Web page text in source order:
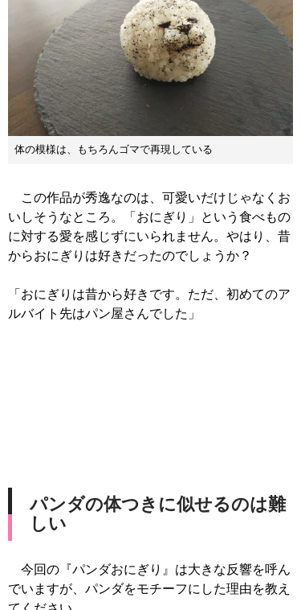
体の模様は、もちろんゴマで再現している
この作品が秀逸なのは、可愛いだけじゃなくお
いしそうなところ。「おにぎり」という食べもの
に対する愛を感じずにいられません。やはり、昔
からおにぎりは好きだったのでしょうか？
「おにぎりは昔から好きです。ただ、初めてのア
ルバイト先はパン屋さんでした」
パンダの体つきに似せるのは難
しい
今回の『パンダおにぎり』は大きな反響を呼ん
でいますが、パンダをモチーフにした理由を教え